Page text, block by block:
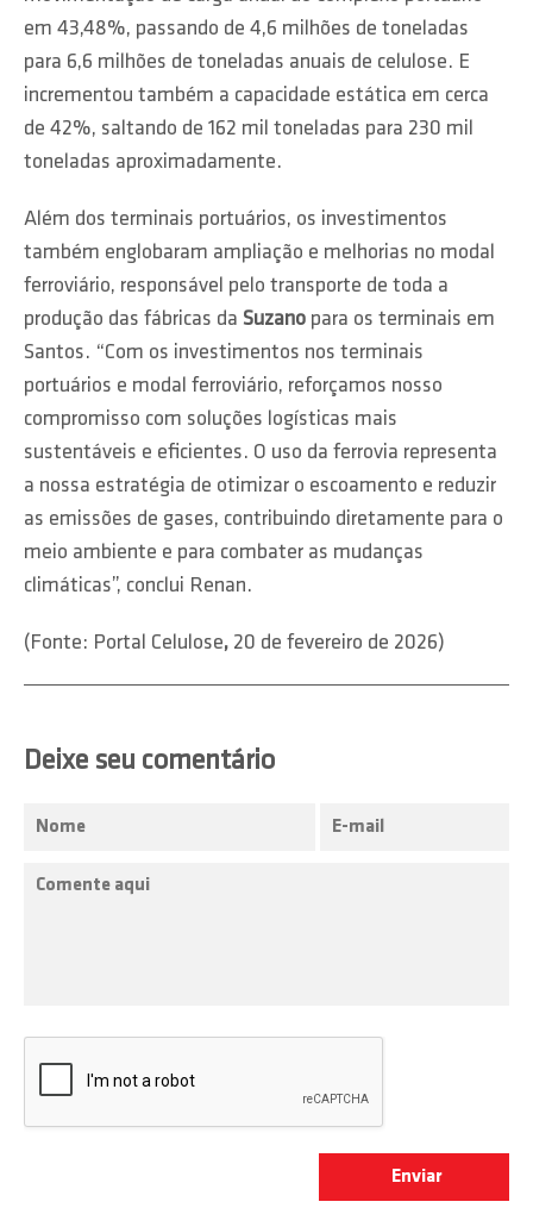
em 43,48%, passando de 4,6 milhões de toneladas
para 6,6 milhões de toneladas anuais de celulose. E
incrementou também a capacidade estática em cerca
de 42%, saltando de 162 mil toneladas para 230 mil
toneladas aproximadamente.
Além dos terminais portuários, os investimentos
também englobaram ampliação e melhorias no modal
ferroviário, responsável pelo transporte de toda a
produção das fábricas da Suzano para os terminais em
Santos. “Com os investimentos nos terminais
portuários e modal ferroviário, reforçamos nosso
compromisso com soluções logísticas mais
sustentáveis e eficientes. O uso da ferrovia representa
a nossa estratégia de otimizar o escoamento e reduzir
as emissões de gases, contribuindo diretamente para o
meio ambiente e para combater as mudanças
climáticas”, conclui Renan.
(Fonte: Portal Celulose, 20 de fevereiro de 2026)
Deixe seu comentário